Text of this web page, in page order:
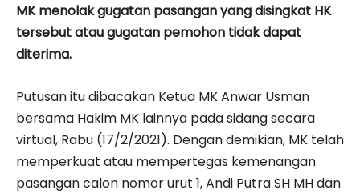
MK menolak gugatan pasangan yang disingkat HK
tersebut atau gugatan pemohon tidak dapat
diterima.
Putusan itu dibacakan Ketua MK Anwar Usman
bersama Hakim MK lainnya pada sidang secara
virtual, Rabu (17/2/2021). Dengan demikian, MK telah
memperkuat atau mempertegas kemenangan
pasangan calon nomor urut 1, Andi Putra SH MH dan